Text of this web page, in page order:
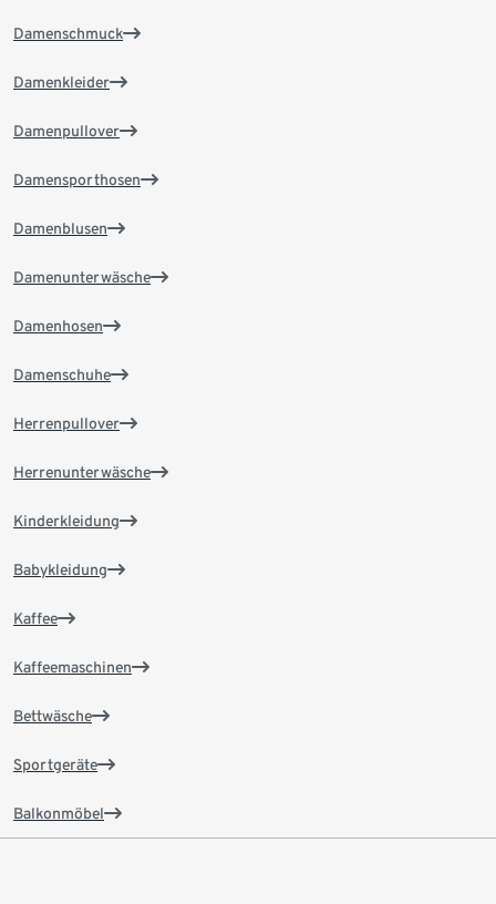
Damenschmuck
Damenkleider
Damenpullover
Damensporthosen
Damenblusen
Damenunterwäsche
Damenhosen
Damenschuhe
Herrenpullover
Herrenunterwäsche
Kinderkleidung
Babykleidung
Kaffee
Kaffeemaschinen
Bettwäsche
Sportgeräte
Balkonmöbel